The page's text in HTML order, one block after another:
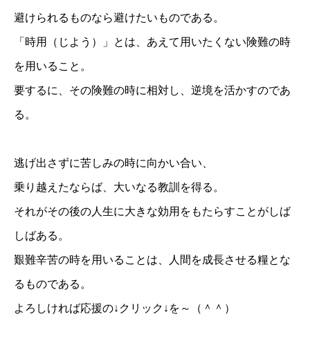
避けられるものなら避けたいものである。
「時用（じよう）」とは、あえて用いたくない険難の時
を用いること。
要するに、その険難の時に相対し、逆境を活かすのであ
る。
逃げ出さずに苦しみの時に向かい合い、
乗り越えたならば、大いなる教訓を得る。
それがその後の人生に大きな効用をもたらすことがしば
しばある。
艱難辛苦の時を用いることは、人間を成長させる糧とな
るものである。
よろしければ応援の↓クリック↓を～（＾＾）